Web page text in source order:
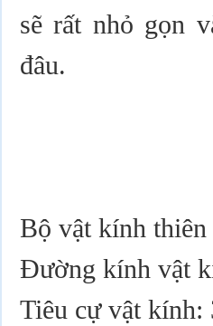
sẽ rất nhỏ gọn
đâu.
Bộ vật kính
Đường kính vật
Tiêu cự vật kính: